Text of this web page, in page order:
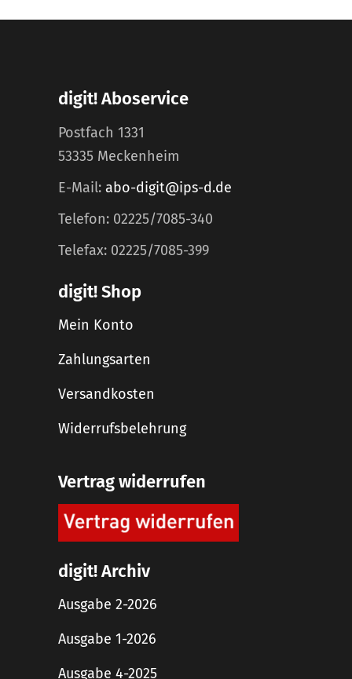
digit! Aboservice
Postfach 1331
53335 Meckenheim
E-Mail: abo-digit@ips-d.de
Telefon: 02225/7085-340
Telefax: 02225/7085-399
digit! Shop
Mein Konto
Zahlungsarten
Versandkosten
Widerrufsbelehrung
Vertrag widerrufen
digit! Archiv
Ausgabe 2-2026
Ausgabe 1-2026
Ausgabe 4-2025